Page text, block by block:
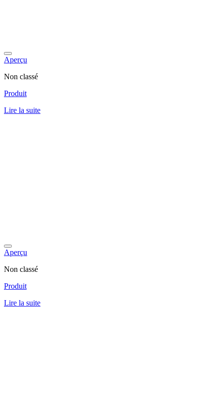
Aperçu
Non classé
Produit
Lire la suite
Aperçu
Non classé
Produit
Lire la suite